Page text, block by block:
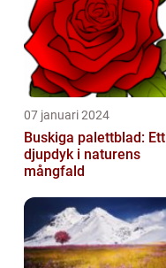
07 januari 2024
Buskiga palettblad: Ett
djupdyk i naturens
mångfald